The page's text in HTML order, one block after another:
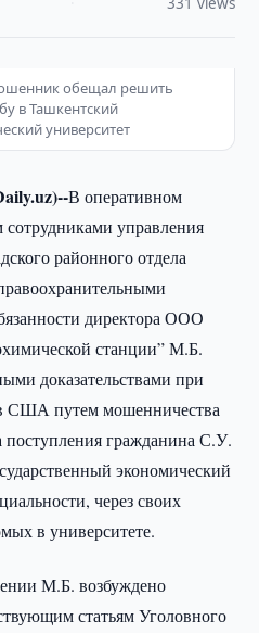
обещал решить
в Ташкентский
университет
В оперативном
управления
районного отдела
директора ООО
станции” М.Б.
доказательствами при
США путем мошенничества
поступления гражданина С.У.
экономический
через своих
в университете.
М.Б. возбуждено
статьям Уголовного